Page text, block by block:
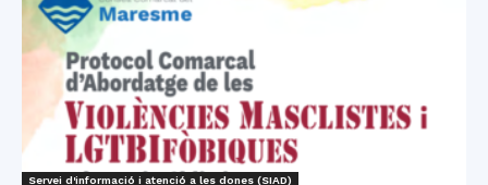
Servei d'informació i atenció a les dones (SIAD)